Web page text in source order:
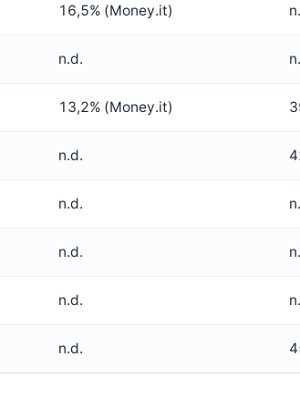
16,5% (Money.it)
n.d.
13,2% (Money.it)
n.d.
n.d.
n.d.
n.d.
n.d.